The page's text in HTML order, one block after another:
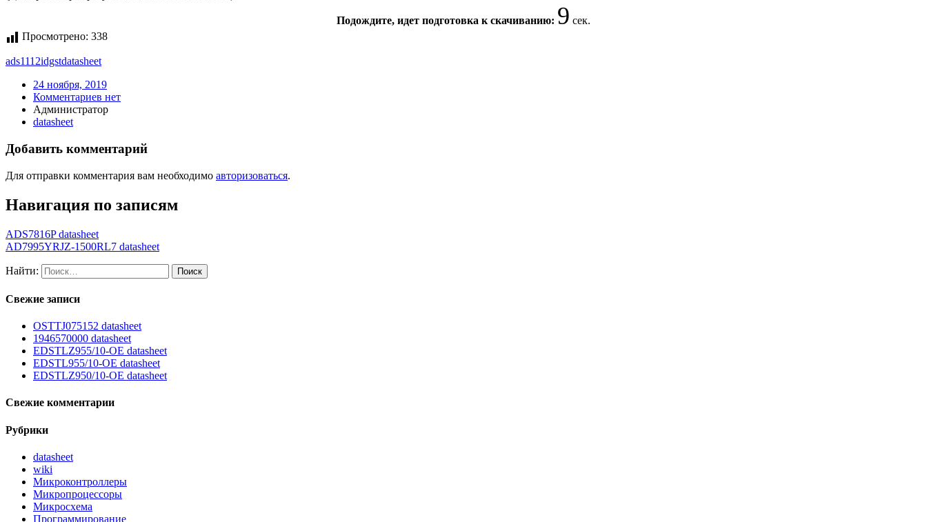
Подождите, идет подготовка к скачиванию: 8 сек.
Просмотрено: 338
ads1112idgstdatasheet
24 ноября, 2019
Комментариев нет
Администратор
datasheet
Добавить комментарий
Для отправки комментария вам необходимо авторизоваться.
Навигация по записям
ADS7816P datasheet
AD7995YRJZ-1500RL7 datasheet
Найти:
Свежие записи
OSTTJ075152 datasheet
1946570000 datasheet
EDSTLZ955/10-OE datasheet
EDSTL955/10-OE datasheet
EDSTLZ950/10-OE datasheet
Свежие комментарии
Рубрики
datasheet
wiki
Микроконтроллеры
Микропроцессоры
Микросхема
Программирование